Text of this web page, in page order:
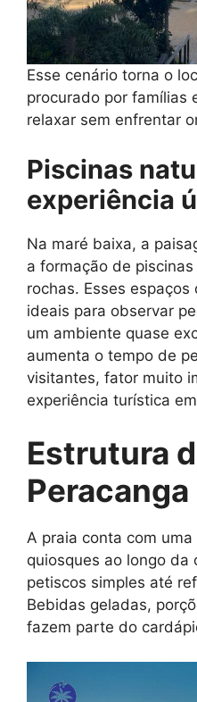
Esse cenário torna o
procurado por famílias
relaxar sem enfrentar
Piscinas
experiência
Na maré baixa, a
a formação de
rochas. Esses
ideais para observar
um ambiente quase
aumenta o tempo de
visitantes, fator muito
experiência turística
Estrutura
Peracanga
A praia conta com
quiosques ao longo
petiscos simples até
Bebidas geladas,
fazem parte do